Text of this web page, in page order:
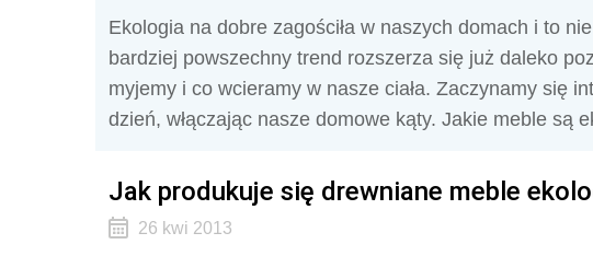
Ekologia na dobre zagościła w naszych domach i to
bardziej powszechny trend rozszerza się już daleko
myjemy i co wcieramy w nasze ciała. Zaczynamy się
dzień, włączając nasze domowe kąty. Jakie meble są
Jak produkuje się drewniane meble
26 kwi 2013